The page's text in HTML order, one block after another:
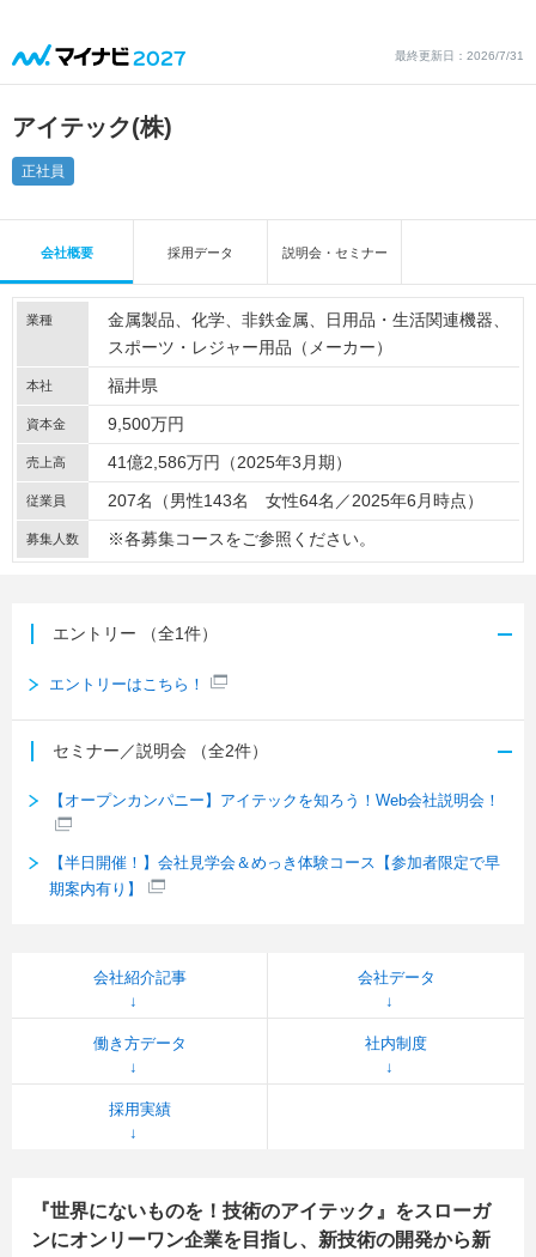
最終更新日：2026/7/31
アイテック(株)
正社員
会社概要 採用データ 説明会・セミナー
業種 金属製品 化学 非鉄金属
日用品・生活関連機器
スポーツ・レジャー用品（メーカー）
本社 福井県
資本金 9,500万円
売上高 41億2,586万円（2025年3月期）
従業員 207名（男性143名 女性64名／2025年6月時点）
募集人数 ※各募集コースをご参照ください。
エントリー （全1件）
エントリーはこちら！
セミナー／説明会 （全2件）
【オープンカンパニー】アイテックを知ろう！Web会社説明会！
【半日開催！】会社見学会＆めっき体験コース【参加者限定で早
期案内有り】
会社紹介記事 会社データ
働き方データ 社内制度
採用実績
『世界にないものを！技術のアイテック』をスローガ
ンにオンリーワン企業を目指し、新技術の開発から新